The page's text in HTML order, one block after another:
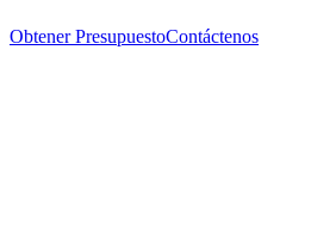
Obtener PresupuestoContáctenos